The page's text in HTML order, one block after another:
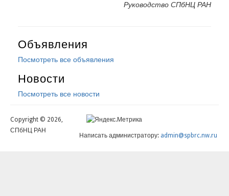
Руководство СПбНЦ РАН
Объявления
Посмотреть все объявления
Новости
Посмотреть все новости
Copyright © 2026,
СПбНЦ РАН
Написать администратору: admin@spbrc.nw.ru